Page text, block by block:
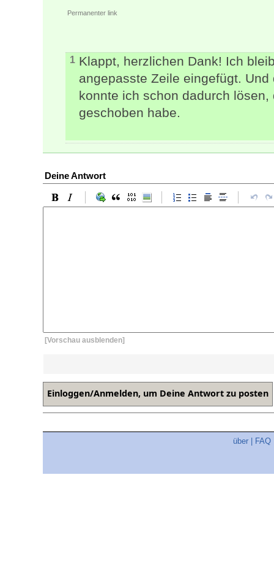
Permanenter link
1 Klappt, herzlichen Dank! Ich
angepasste Zeile eingefügt.
konnte ich schon dadurch
geschoben habe.
Deine Antwort
[Vorschau ausblenden]
über FAQ